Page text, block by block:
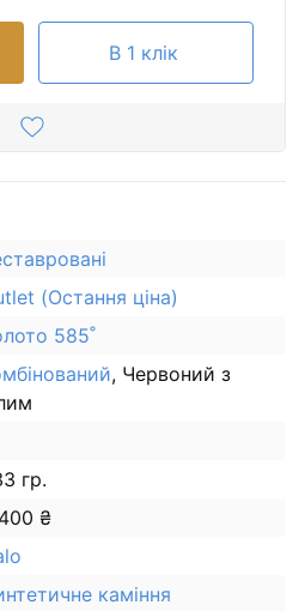
В 1 клік
(Остання ціна)
585˚
, Червоний з
гр.
₴
каміння